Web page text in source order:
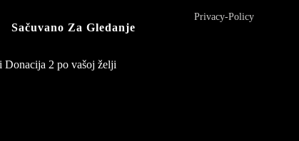
Sačuvano Za Gledanje
Privacy-Policy
Donacija 2 po vašoj želji